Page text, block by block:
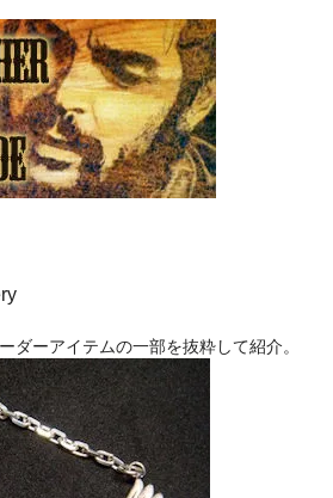
ダーアイテムの一部を抜粋して紹介。